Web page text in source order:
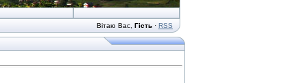
Вітаю Вас Гість · RSS